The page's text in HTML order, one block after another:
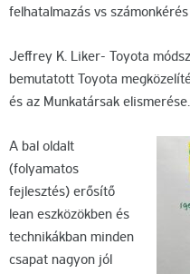
felhatalmazás vs
Jeffrey K. Liker- Toyota
bemutatott Toyota
és az Munkatársak elismerése.
A bal oldalt
(folyamatos
fejlesztés) erősítő
lean eszközökben és
technikákban minden
csapat nagyon jól